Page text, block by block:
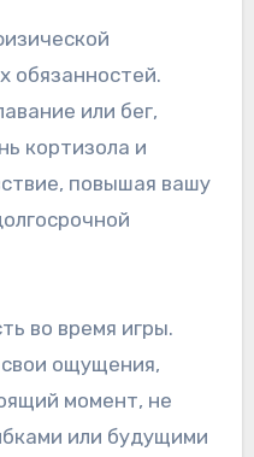
обязанностей.
или бег,
кортизола и
повышая вашу
во время игры.
ощущения,
момент, не
или будущими